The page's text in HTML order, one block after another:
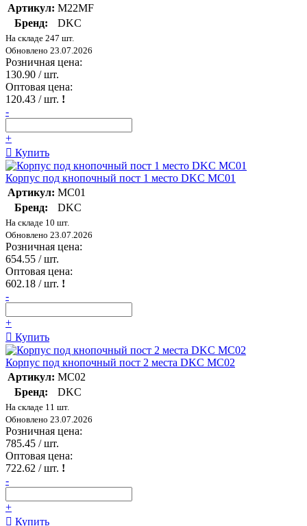
Артикул: M22MF
Бренд:
DKC
На складе 247 шт.
Обновлено 23.07.2026
Розничная цена:
130.90 / шт.
Оптовая цена:
120.43 / шт. !
-
+
Купить
Корпус под кнопочный пост 1 место DKC MC01
Артикул: MC01
Бренд:
DKC
На складе 10 шт.
Обновлено 23.07.2026
Розничная цена:
654.55 / шт.
Оптовая цена:
602.18 / шт. !
-
+
Купить
Корпус под кнопочный пост 2 места DKC MC02
Артикул: MC02
Бренд:
DKC
На складе 11 шт.
Обновлено 23.07.2026
Розничная цена:
785.45 / шт.
Оптовая цена:
722.62 / шт. !
-
+
Купить